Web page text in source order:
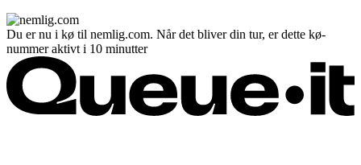
Du er nu i kø til nemlig.com. Når det bliver din tur, er dette kø-
nummer aktivt i 10 minutter